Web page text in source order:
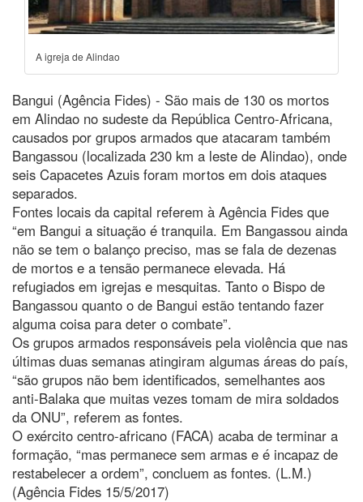
A igreja de Alindao
Bangui (Agência Fides) - São mais de 130 os mortos
em Alindao no sudeste da República Centro-Africana,
causados por grupos armados que atacaram também
Bangassou (localizada 230 km a leste de Alindao), onde
seis Capacetes Azuis foram mortos em dois ataques
separados.
Fontes locais da capital referem à Agência Fides que
“em Bangui a situação é tranquila. Em Bangassou ainda
não se tem o balanço preciso, mas se fala de dezenas
de mortos e a tensão permanece elevada. Há
refugiados em igrejas e mesquitas. Tanto o Bispo de
Bangassou quanto o de Bangui estão tentando fazer
alguma coisa para deter o combate”.
Os grupos armados responsáveis pela violência que nas
últimas duas semanas atingiram algumas áreas do país,
“são grupos não bem identificados, semelhantes aos
anti-Balaka que muitas vezes tomam de mira soldados
da ONU”, referem as fontes.
O exército centro-africano (FACA) acaba de terminar a
formação, “mas permanece sem armas e é incapaz de
restabelecer a ordem”, concluem as fontes. (L.M.)
(Agência Fides 15/5/2017)